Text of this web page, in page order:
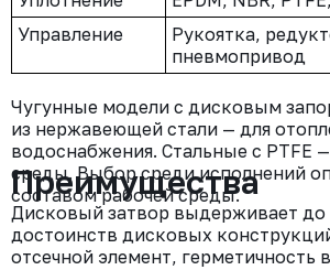
Управление
Рукоятка,
пневмопривод
Чугунные модели с дисковым
из нержавеющей стали — для
водоснабжения. Стальные с PTFE
среды. Выбор среди исполнений
составом рабочей среды.
Преимущества
Дисковый затвор выдерживает до
достоинств дисковых
отсечной элемент, герметичность